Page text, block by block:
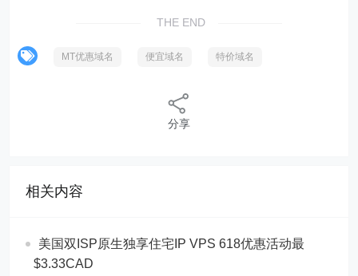
THE END
MT优惠域名 便宜域名 特价域名
分享
相关内容
美国双ISP原生独享住宅IP VPS 618优惠活动最
$3.33CAD